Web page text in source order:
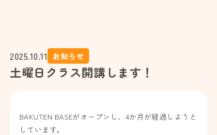
2025.10.11 お知らせ
土曜日クラス開講します！
BAKUTEN BASEがオープンし、4か月が経過しようと
しています。